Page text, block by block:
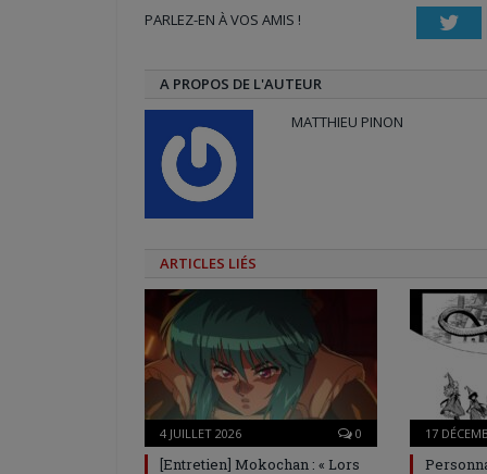
fenêtre)fenêtre)nouvelle
PARLEZ-EN À VOS AMIS !
A PROPOS DE L'AUTEUR
MATTHIEU PINON
ARTICLES LIÉS
4 JUILLET 2026 0
[Entretien] Mokochan : « Lors
17